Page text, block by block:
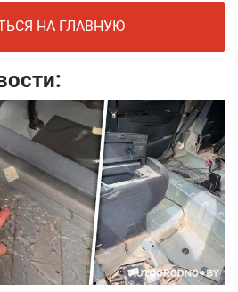
НА ГЛАВНУЮ